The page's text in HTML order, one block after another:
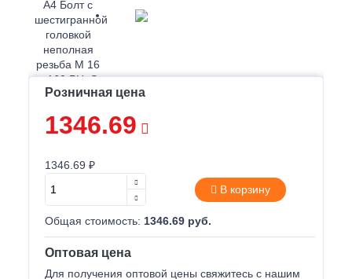
Розничная цена
1346.69
1346.69 ₽
В корзину
Общая стоимость: 1346.69 руб.
Оптовая цена
Для получения оптовой цены свяжитесь с нашим